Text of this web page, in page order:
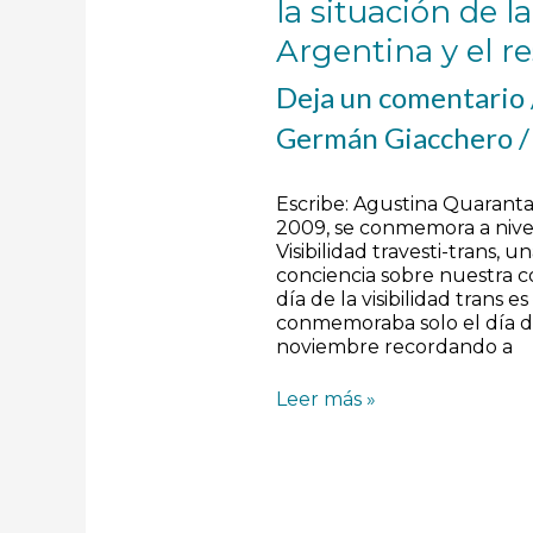
la situación de
Argentina y el
Deja un comentario
Germán Giacchero/
Escribe: Agustina
2009, se conmemora a
Visibilidad travesti-trans,
conciencia sobre nuestra
día de la visibilidad trans
conmemoraba solo el día
noviembre recordando a
del
mundo
Leer más »